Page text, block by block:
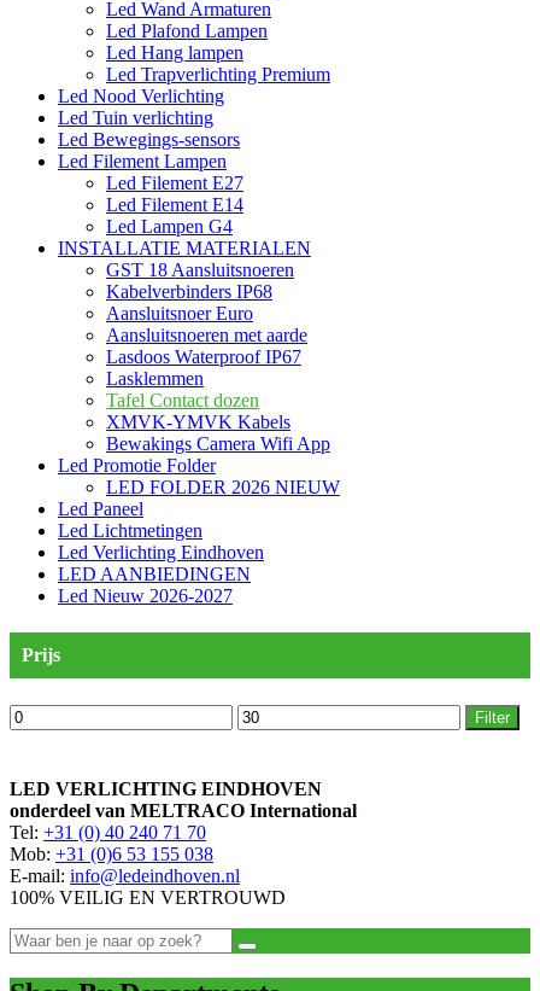
Led Wand Armaturen
Led Plafond Lampen
Led Hang lampen
Led Trapverlichting Premium
Led Nood Verlichting
Led Tuin verlichting
Led Bewegings-sensors
Led Filement Lampen
Led Filement E27
Led Filement E14
Led Lampen G4
INSTALLATIE MATERIALEN
GST 18 Aansluitsnoeren
Kabelverbinders IP68
Aansluitsnoer Euro
Aansluitsnoeren met aarde
Lasdoos Waterproof IP67
Lasklemmen
Tafel Contact dozen
XMVK-YMVK Kabels
Bewakings Camera Wifi App
Led Promotie Folder
LED FOLDER 2026 NIEUW
Led Paneel
Led Lichtmetingen
Led Verlichting Eindhoven
LED AANBIEDINGEN
Led Nieuw 2026-2027
Prijs
Min.
prijs
Max.
prijs
Filter
LED VERLICHTING EINDHOVEN
onderdeel van MELTRACO International
Tel: +31 (0) 40 240 71 70
Mob: +31 (0)6 53 155 038
E-mail: info@ledeindhoven.nl
100% VEILIG EN VERTROUWD